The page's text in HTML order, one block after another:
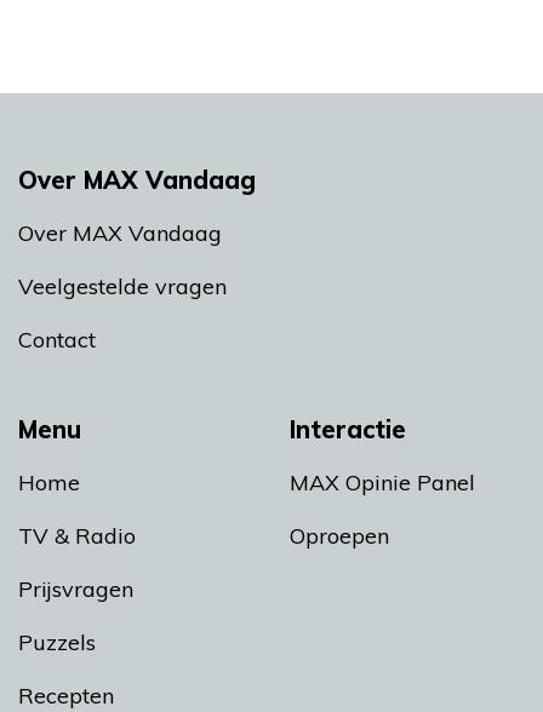
Menu
Home
TV & Radio
Prijsvragen
Puzzels
Recepten
Interactie
MAX Opinie Panel
Oproepen
Over MAX Vandaag
Over MAX Vandaag
Veelgestelde vragen
Contact